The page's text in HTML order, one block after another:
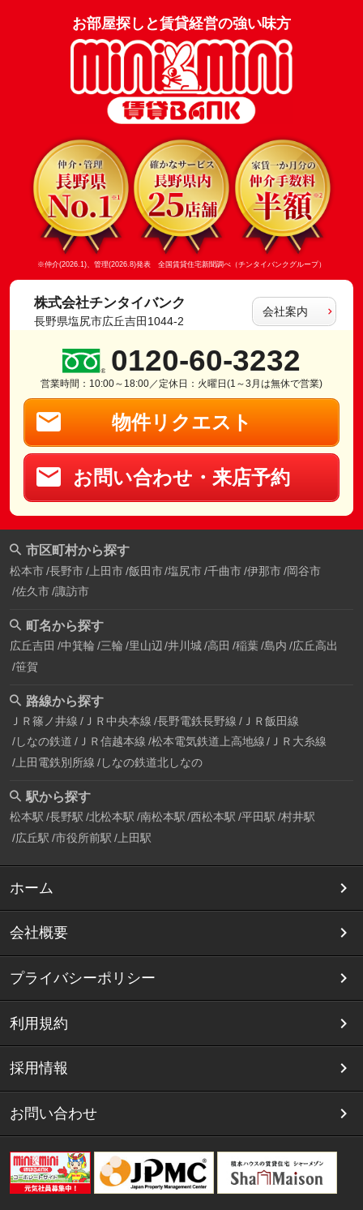
お部屋探しと賃貸経営の強い味方
※仲介(2026.1)、管理(2026.8)発表 全国賃貸住宅新聞調べ（チンタイバンクグループ）
株式会社チンタイバンク
長野県塩尻市広丘吉田1044-2
会社案内
0120-60-3232
営業時間：10:00～18:00／定休日：火曜日(1～3月は無休で営業)
物件リクエスト
お問い合わせ・来店予約
市区町村から探す
松本市 長野市 上田市 飯田市 塩尻市 千曲市 伊那市 岡谷市
佐久市 諏訪市
町名から探す
広丘吉田 中箕輪 三輪 里山辺 井川城 高田 稲葉 島内 広丘高出
笹賀
路線から探す
ＪＲ篠ノ井線 ＪＲ中央本線 長野電鉄長野線 ＪＲ飯田線
しなの鉄道 ＪＲ信越本線 松本電気鉄道上高地線
ＪＲ大糸線
上田電鉄別所線 しなの鉄道北しなの
駅から探す
松本駅 長野駅 北松本駅 南松本駅 西松本駅 平田駅 村井駅
広丘駅 市役所前駅 上田駅
ホーム
会社概要
プライバシーポリシー
利用規約
採用情報
お問い合わせ